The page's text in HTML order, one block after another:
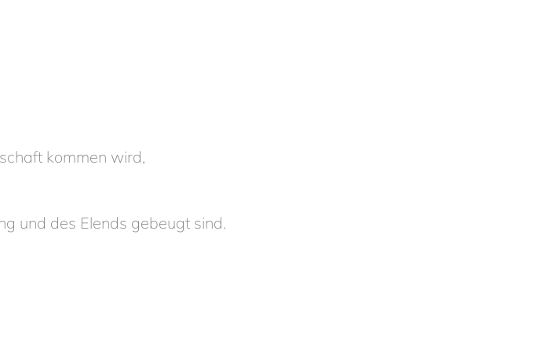
kommen wird,
und des Elends gebeugt sind.